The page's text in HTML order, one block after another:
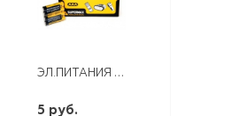
ЭЛ.ПИТАНИЯ КОСМОС SUPERMAX R03 СОЛЕВАЯ
5 руб.